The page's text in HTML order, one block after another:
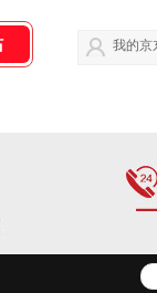
我的京